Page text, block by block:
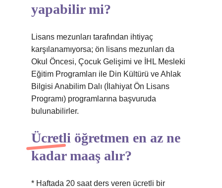
yapabilir mi?
Lisans mezunları tarafından ihtiyaç
karşılanamıyorsa; ön lisans mezunları da
Okul Öncesi, Çocuk Gelişimi ve İHL Mesleki
Eğitim Programları ile Din Kültürü ve Ahlak
Bilgisi Anabilim Dalı (İlahiyat Ön Lisans
Programı) programlarına başvuruda
bulunabilirler.
Ücretli öğretmen en az ne
kadar maaş alır?
* Haftada 20 saat ders veren ücretli bir